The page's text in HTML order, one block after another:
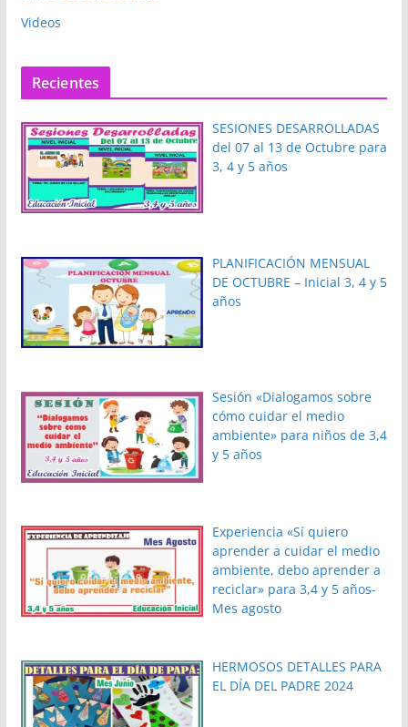
Videos
Recientes
SESIONES DESARROLLADAS
del 07 al 13 de Octubre para
3, 4 y 5 años
PLANIFICACIÓN MENSUAL
DE OCTUBRE – Inicial 3, 4 y 5
años
Sesión «Dialogamos sobre
cómo cuidar el medio
ambiente» para niños de 3,4
y 5 años
Experiencia «Sí quiero
aprender a cuidar el medio
ambiente, debo aprender a
reciclar» para 3,4 y 5 años-
Mes agosto
HERMOSOS DETALLES PARA
EL DÍA DEL PADRE 2024